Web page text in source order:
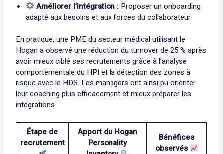
Améliorer l’intégration : Proposer un onboarding
adapté aux besoins et aux forces du collaborateur
En pratique, une PME du secteur médical utilisant le
Hogan a observé une réduction du turnover de 25 % après
avoir mieux ciblé ses recrutements grâce à l’analyse
comportementale du HPI et la détection des zones à
risque avec le HDS. Les managers ont ainsi pu orienter
leur coaching plus efficacement et mieux préparer les
intégrations.
Étape de
recrutement
Apport du Hogan
Personality
Bénéfices
observés